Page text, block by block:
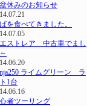
休みのお知らせ
を食べてきました。
ストレア 中古車でまし
ライムグリーン ラ
1台
者ツーリング